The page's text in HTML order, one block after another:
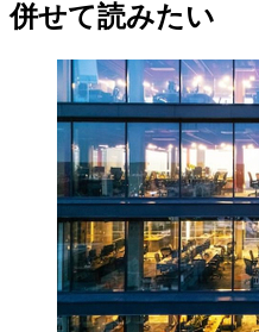
併せて読みたい